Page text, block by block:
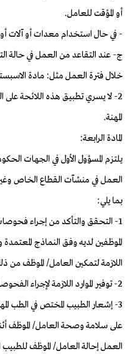
أو المؤقت للعامل.
- في حال استخدام معدات أو آلات
ج- عند التقاعد من العمل في حالة
خلال فترة العمل مثل: مادة
2- لا يسري تطبيق هذه اللائحة
المهنة.
المادة الرابعة:
يلتزم المسؤول الأول في الجهات
العمل في منشآت القطاع الخاص
بما يلي:
1- التحقق والتأكد من إجراء فحوصات
الموظفين لديه وفق النماذج المعتمدة
اللازمة لتمكين العامل/ الموظف من
2- توفير الموارد اللازمة لإجراء الفحوصات للعاملين/ الموظفين لديه.
3- إشعار الطبيب المختص في الطب
على سلامة وصحة العامل/ الموظف
العمل إحالة العامل/ الموظف